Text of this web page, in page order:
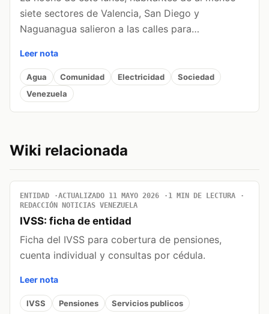
siete sectores de Valencia, San Diego y
Naguanagua salieron a las calles para…
Leer nota
Agua Comunidad Electricidad
Sociedad
Venezuela
Wiki relacionada
ENTIDAD ACTUALIZADO 11 MAYO 2026
1 MIN DE LECTURA
REDACCIÓN NOTICIAS VENEZUELA
IVSS: ficha de entidad
Ficha del IVSS para cobertura de pensiones,
cuenta individual y consultas por cédula.
Leer nota
IVSS Pensiones Servicios publicos